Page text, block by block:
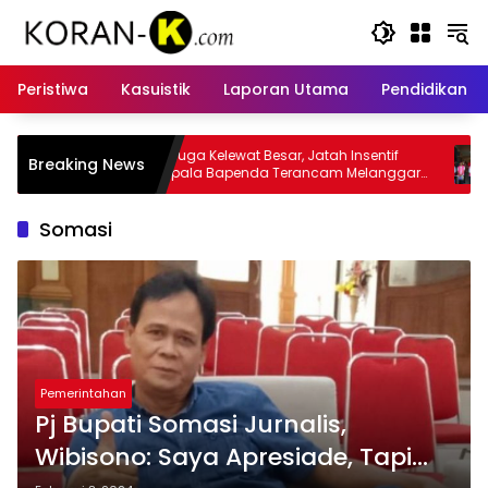
Peristiwa
Kasuistik Laporan Utama Pendidikan
Breaking News
Besar, Jatah Insentif
Terancam Melanggar
Kasus Insentif Pajak Listrik Muncul
Tersangka
Somasi
Pemerintahan
Pj Bupati Somasi Jurnalis,
Wibisono: Saya Apresiade, Tapi